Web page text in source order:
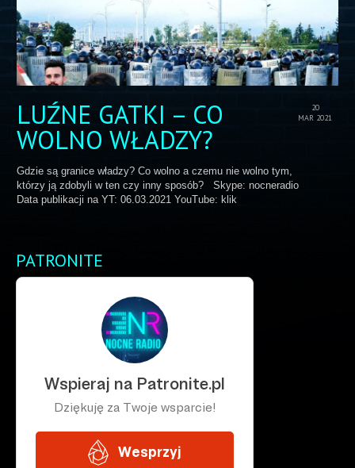
ARCHIWUM
KONTAKT
LOGOWANIE
20
MAR 2021
LUŹNE GATKI – CO
WOLNO WŁADZY?
Gdzie są granice władzy? Co wolno a czemu nie wolno tym,
którzy ją zdobyli w ten czy inny sposób? Skype: nocneradio
Data publikacji na YT: 06.03.2021 YouTube: klik
PATRONITE